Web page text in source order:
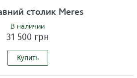
столик Meres
В наличии
31 500 грн
Купить